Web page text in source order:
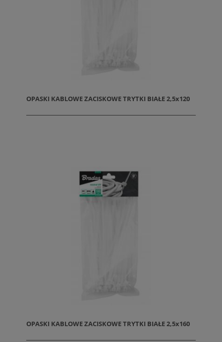
OPASKI KABLOWE ZACISKOWE TRYTKI BIAŁE 2,5x120
OPASKI KABLOWE ZACISKOWE TRYTKI BIAŁE 2,5x160